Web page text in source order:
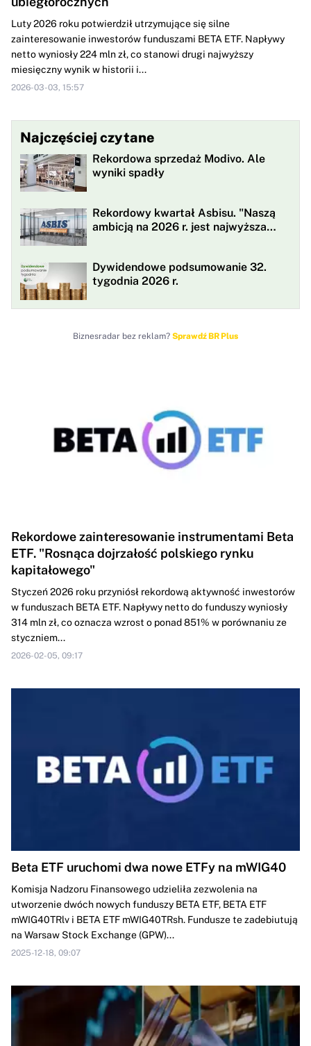
Luty 2026 roku potwierdził utrzymujące się silne
zainteresowanie inwestorów funduszami BETA ETF. Napływy
netto wyniosły 224 mln zł, co stanowi drugi najwyższy
miesięczny wynik w historii i...
2026-03-03, 15:57
Najczęściej czytane
Rekordowa sprzedaż Modivo. Ale
wyniki spadły
Rekordowy kwartał Asbisu. "Naszą
ambicją na 2026 r. jest najwyższa
Dywidendowe podsumowanie 32.
tygodnia 2026 r.
Biznesradar bez reklam? Sprawdź BR Plus
Rekordowe zainteresowanie instrumentami Beta
ETF. "Rosnąca dojrzałość polskiego rynku
kapitałowego"
Styczeń 2026 roku przyniósł rekordową aktywność inwestorów
w funduszach BETA ETF. Napływy netto do funduszy wyniosły
314 mln zł, co oznacza wzrost o ponad 851% w porównaniu ze
styczniem...
2026-02-05, 09:17
Beta ETF uruchomi dwa nowe ETFy na mWIG40
Komisja Nadzoru Finansowego udzieliła zezwolenia na
utworzenie dwóch nowych funduszy BETA ETF, BETA ETF
mWIG40TRlv i BETA ETF mWIG40TRsh. Fundusze te zadebiutują
na Warsaw Stock Exchange (GPW)...
2025-12-18, 09:07